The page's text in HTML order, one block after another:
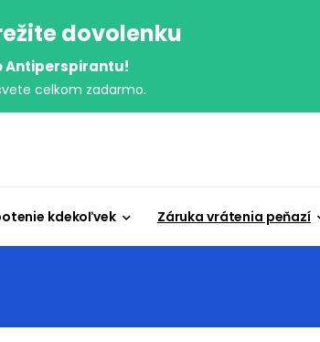
dovolenku
Antiperspirantu!
celkom zadarmo.
kdekoľvek Záruka vrátenia peňazí